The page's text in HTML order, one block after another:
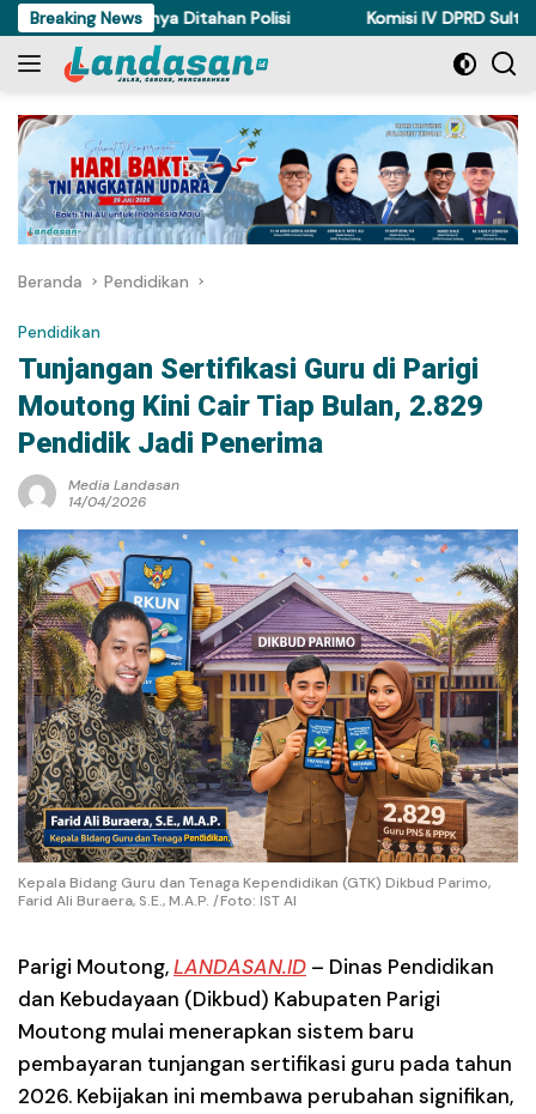
Langsung
ke
konten
Breaking News
Akhirnya Ditahan Polisi Komisi IV DPRD Sulteng
Beranda Pendidikan
Pendidikan
Tunjangan Sertifikasi Guru di Parigi
Moutong Kini Cair Tiap Bulan, 2.829
Pendidik Jadi Penerima
Media Landasan
14/04/2026
Kepala Bidang Guru dan Tenaga Kependidikan (GTK) Dikbud Parimo,
Farid Ali Buraera, S.E., M.A.P. /Foto: IST AI
Parigi Moutong,LANDASAN.ID – Dinas Pendidikan
dan Kebudayaan (Dikbud) Kabupaten Parigi
Moutong mulai menerapkan sistem baru
pembayaran tunjangan sertifikasi guru pada tahun
2026. Kebijakan ini membawa perubahan signifikan,